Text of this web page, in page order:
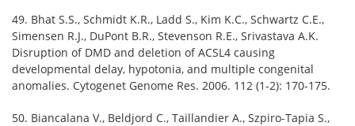
49. Bhat S.S., Schmidt K.R., Ladd S., Kim K.C., Schwartz C.E.,
Simensen R.J., DuPont B.R., Stevenson R.E., Srivastava A.K.
Disruption of DMD and deletion of ACSL4 causing
developmental delay, hypotonia, and multiple congenital
anomalies. Cytogenet Genome Res. 2006. 112 (1-2): 170-175.
50. Biancalana V., Beldjord C., Taillandier A., Szpiro-Tapia S.,